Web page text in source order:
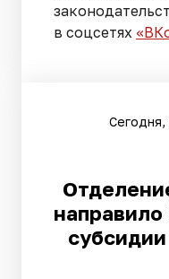
в соцсетях
Сегодня,